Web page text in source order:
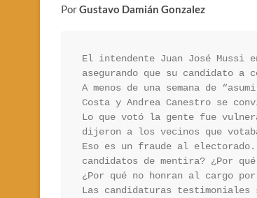
PorGustavo Damián Gonzalez
El intendente Juan José Mussi
asegurando que su candidato a
A menos de una semana de
Costa y Andrea Canestro se
Lo que votó la gente fue
dijeron a los vecinos que
Eso es un fraude al
candidatos de mentira? ¿Por
¿Por qué no honran al cargo
Las candidaturas